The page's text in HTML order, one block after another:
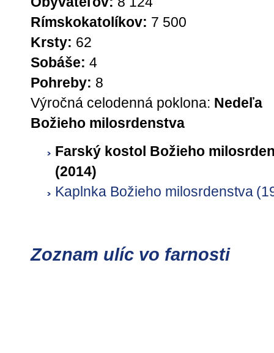
Rímskokatolíkov: 7 500
Krsty: 62
Sobáše: 4
Pohreby: 8
Výročná celodenná poklona: Nedeľa
Božieho milosrdenstva
Farský kostol Božieho
(2014)
Kaplnka Božieho milosrdenstva
Zoznam ulíc vo farnosti